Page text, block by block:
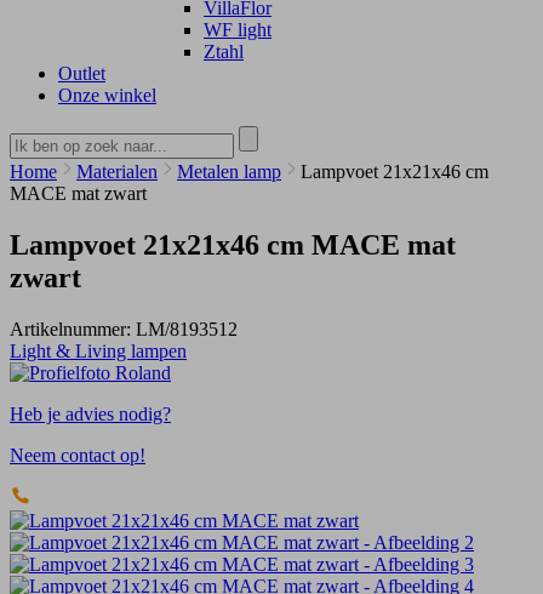
VillaFlor
WF light
Ztahl
Outlet
Onze winkel
Home Materialen Metalen lamp
Lampvoet 21x21x46 cm
MACE mat zwart
Lampvoet 21x21x46 cm MACE mat
zwart
Artikelnummer: LM/8193512
Light & Living lampen
Heb je advies nodig?
Neem contact op!